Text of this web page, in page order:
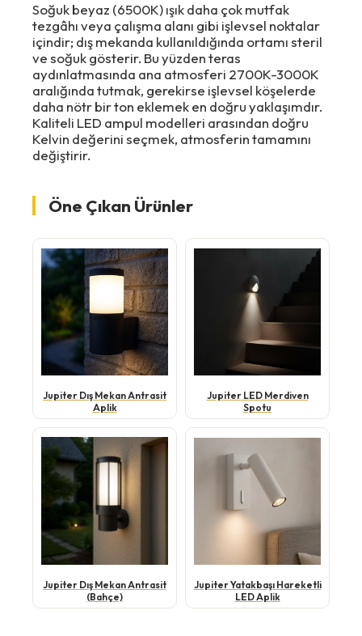
Soğuk beyaz (6500K) ışık daha çok mutfak
tezgâhı veya çalışma alanı gibi işlevsel noktalar
içindir; dış mekanda kullanıldığında ortamı steril
ve soğuk gösterir. Bu yüzden teras
aydınlatmasında ana atmosferi 2700K-3000K
aralığında tutmak, gerekirse işlevsel köşelerde
daha nötr bir ton eklemek en doğru yaklaşımdır.
Kaliteli LED ampul modelleri arasından doğru
Kelvin değerini seçmek, atmosferin tamamını
değiştirir.
Öne Çıkan Ürünler
Jupiter Dış Mekan Antrasit
Aplik
Jupiter LED Merdiven
Spotu
Jupiter Dış Mekan Antrasit
(Bahçe)
Jupiter Yatakbaşı Hareketli
LED Aplik